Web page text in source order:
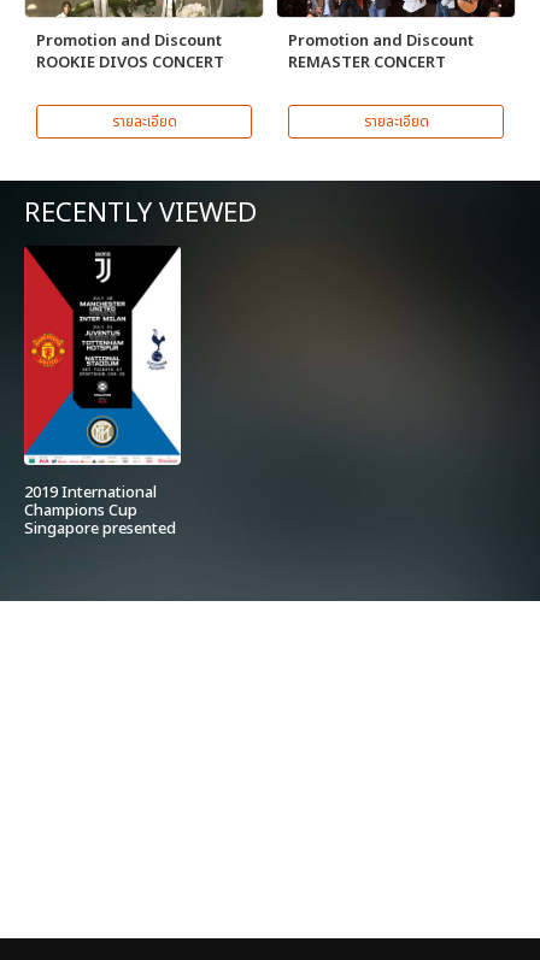
Promotion and Discount
ROOKIE DIVOS CONCERT
รายละเอียด
Promotion and Discount
REMASTER CONCERT
รายละเอียด
RECENTLY VIEWED
2019 International
Champions Cup
Singapore presented